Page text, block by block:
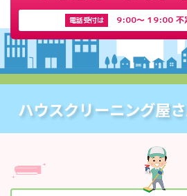
電話受付は 9:00〜 19:00 不
ハウスクリーニング屋